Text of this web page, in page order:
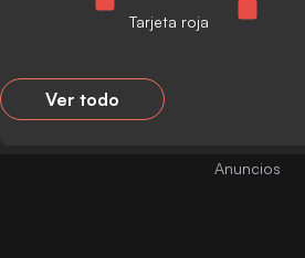
Tarjeta roja
Ver todo